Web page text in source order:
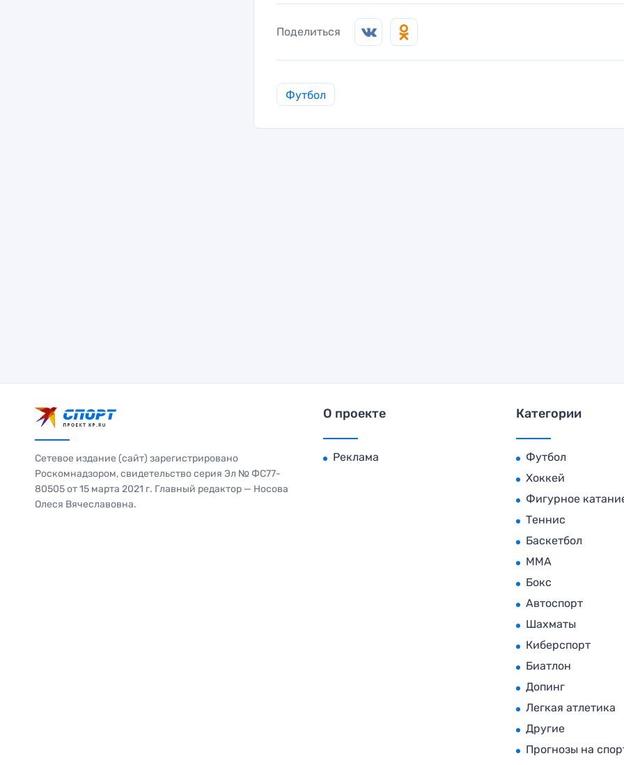
Поделиться
Футбол
Сетевое издание (сайт) зарегистрировано
Роскомнадзором, свидетельство серия Эл № ФС77-
80505 от 15 марта 2021 г. Главный редактор — Носова
Олеся Вячеславовна.
О проекте
Реклама
Категории
Футбол
Хоккей
Фигурное
Теннис
Баскетбол
MMA
Бокс
Автоспорт
Шахматы
Киберспорт
Биатлон
Допинг
Легкая атлетика
Другие
Прогнозы на